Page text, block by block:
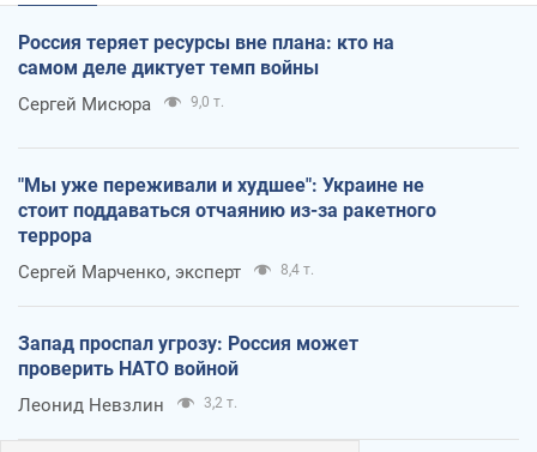
Россия теряет ресурсы вне плана: кто на
самом деле диктует темп войны
Сергей Мисюра 9,0 т.
"Мы уже переживали и худшее": Украине не
стоит поддаваться отчаянию из-за ракетного
террора
Сергей Марченко, эксперт 8,4 т.
Запад проспал угрозу: Россия может
проверить НАТО войной
Леонид Невзлин 3,2 т.